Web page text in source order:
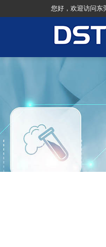
您好，欢迎访问东